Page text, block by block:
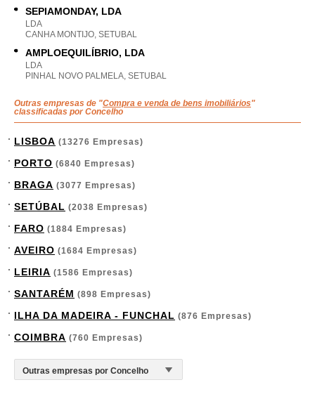
SEPIAMONDAY, LDA
LDA
CANHA MONTIJO, SETUBAL
AMPLOEQUILÍBRIO, LDA
LDA
PINHAL NOVO PALMELA, SETUBAL
Outras empresas de "Compra e venda de bens imobiliários"
classificadas por Concelho
LISBOA (13276 Empresas)
PORTO (6840 Empresas)
BRAGA (3077 Empresas)
SETÚBAL (2038 Empresas)
FARO (1884 Empresas)
AVEIRO (1684 Empresas)
LEIRIA (1586 Empresas)
SANTARÉM (898 Empresas)
ILHA DA MADEIRA - FUNCHAL (876 Empresas)
COIMBRA (760 Empresas)